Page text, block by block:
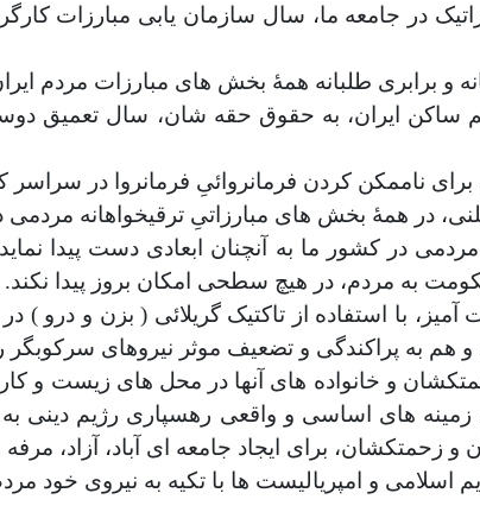
در جامعه ما، سال سازمان یابی مبارزات
و برابری طلبانه همۀ بخش های مبارزات مردم
ایران، به حقوق حقه شان، سال تعمیق
ناممکن کردن فرمانروائیِ فرمانروا در سراسر
در همۀ بخش های مبارزاتیِ ترقیخواهانه
در کشور ما به آنچنان ابعادی دست پیدا
به مردم، در هیچ سطحی امکان بروز پیدا نکند.
با استفاده از تاکتیک گریلائی ( بزن و درو )
هم به پراکندگی و تضعیف موثر نیروهای سرکوبگر
و خانواده های آنها در محل های زیست و
های اساسی و واقعی رهسپاری رژیم دینی به
زحمتکشان، برای ایجاد جامعه ای آباد، آزاد،
و امپریالیست ها با تکیه به نیروی خود